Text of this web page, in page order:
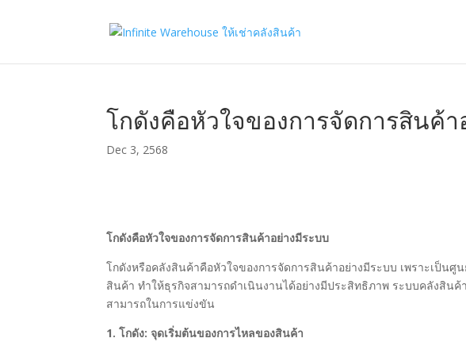
โกดังคือหัวใจของการจัดการสินค้า
Dec 3, 2568
โกดังคือหัวใจของการจัดการสินค้าอย่างมีระบบ
โกดังหรือคลังสินค้าคือหัวใจของการจัดการสินค้าอย่างมีระบบ เพราะเป็นศู
สินค้า ทำให้ธุรกิจสามารถดำเนินงานได้อย่างมีประสิทธิภาพ ระบบคลังสิ
สามารถในการแข่งขัน
1. โกดัง: จุดเริ่มต้นของการไหลของสินค้า